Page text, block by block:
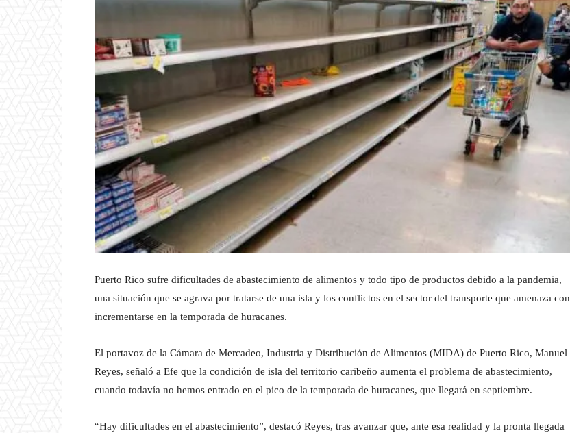
Puerto Rico sufre dificultades de abastecimiento de alimentos y todo tipo de productos debido a la pandemia,
una situación que se agrava por tratarse de una isla y los conflictos en el sector del transporte que amenaza con
incrementarse en la temporada de huracanes.
El portavoz de la Cámara de Mercadeo, Industria y Distribución de Alimentos (MIDA) de Puerto Rico, Manuel
Reyes, señaló a Efe que la condición de isla del territorio caribeño aumenta el problema de abastecimiento,
cuando todavía no hemos entrado en el pico de la temporada de huracanes, que llegará en septiembre.
“Hay dificultades en el abastecimiento”, destacó Reyes, tras avanzar que, ante esa realidad y la pronta llegada